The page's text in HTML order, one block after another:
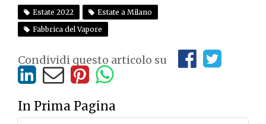
Estate 2022
Estate a Milano
Fabbrica del Vapore
Condividi questo articolo su
In Prima Pagina